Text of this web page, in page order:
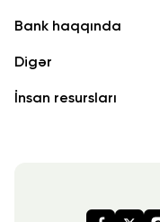
Bank haqqında
Digər
İnsan resursları